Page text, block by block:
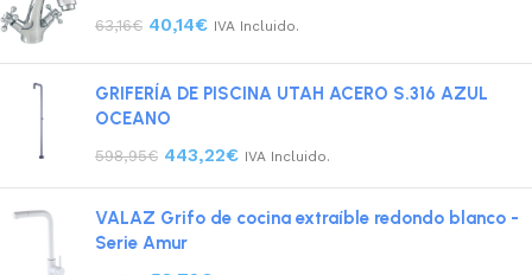
63,16€ 40,14€ IVA Incluido.
GRIFERÍA DE PISCINA UTAH ACERO S.316 AZUL
OCEANO
598,95€ 443,22€ IVA Incluido.
VALAZ Grifo de cocina extraíble redondo blanco -
Serie Amur